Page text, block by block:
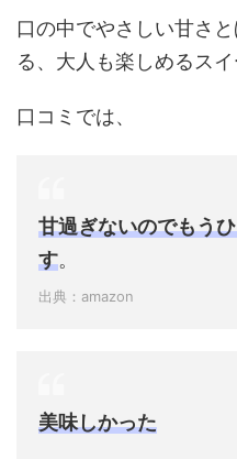
口の中でやさしい甘さ
る、大人も楽しめるスイ
口コミでは、
甘過ぎないのでもう
す。
出典：amazon
美味しかった